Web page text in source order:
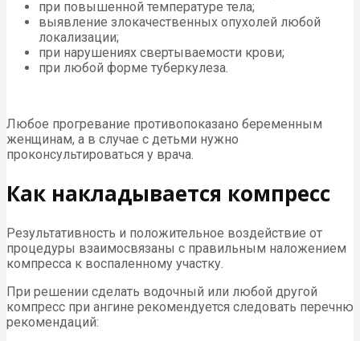
при повышенной температуре тела;
выявление злокачественных опухолей любой
локализации;
при нарушениях свертываемости крови;
при любой форме туберкулеза.
Любое прогревание противопоказано беременным
женщинам, а в случае с детьми нужно
проконсультироваться у врача.
Как накладывается компресс
Результативность и положительное воздействие от
процедуры взаимосвязаны с правильным наложением
компресса к воспаленному участку.
При решении сделать водочный или любой другой
компресс при ангине рекомендуется следовать перечню
рекомендаций: